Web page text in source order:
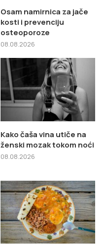
Osam namirnica za jače
kosti i prevenciju
osteoporoze
08.08.2026
Kako čaša vina utiče na
ženski mozak tokom noći
08.08.2026